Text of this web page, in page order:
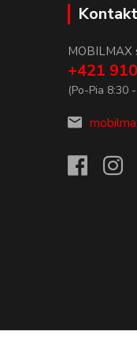
Kontakt
MOBILMAX
+421
(Po-Pia 8:30